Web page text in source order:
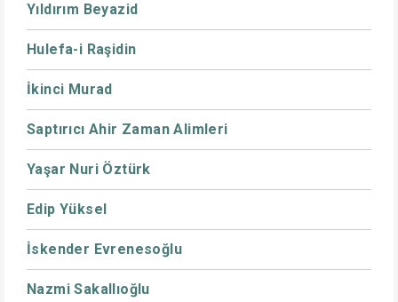
Yıldırım Beyazid
Hulefa-i Raşidin
İkinci Murad
Saptırıcı Ahir Zaman Alimleri
Yaşar Nuri Öztürk
Edip Yüksel
İskender Evrenesoğlu
Nazmi Sakallıoğlu